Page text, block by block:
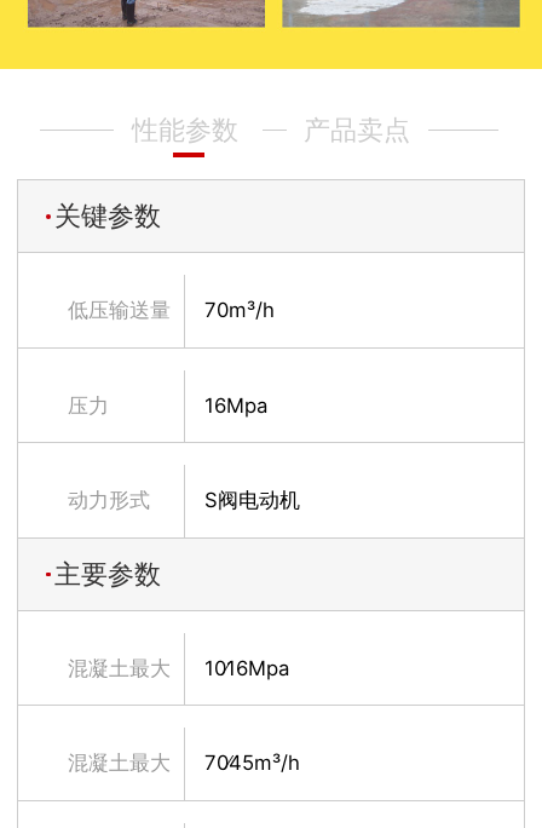
性能参数 产品卖点
关键参数
低压输送量 70m³/h
压力 16Mpa
动力形式 S阀电动机
主要参数
混凝土最大 10∕16Mpa
混凝土最大 70∕45m³/h